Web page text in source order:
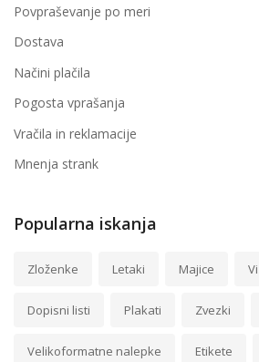
Povpraševanje po meri
Dostava
Načini plačila
Pogosta vprašanja
Vračila in reklamacije
Mnenja strank
Popularna iskanja
Zloženke Letaki Majice
Dopisni listi Plakati Zvezki
Velikoformatne nalepke Etikete